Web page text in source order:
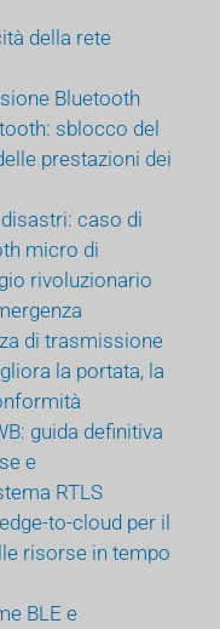
della rete
Bluetooth
sblocco del
prestazioni dei
caso di
micro di
rivoluzionario
di trasmissione
la portata, la
guida definitiva
e
RTLS
to-cloud per il
risorse in tempo
BLE e